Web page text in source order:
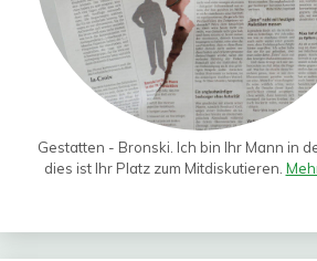
Gestatten - Bronski. Ich bin Ihr Mann in
dies ist Ihr Platz zum Mitdiskutieren.